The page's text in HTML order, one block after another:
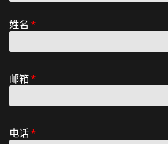
姓名 *
邮箱*
电话*